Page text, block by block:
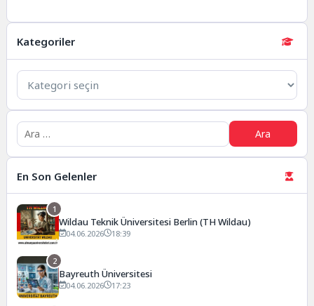
Kategoriler
En Son Gelenler
1
Wildau Teknik Üniversitesi Berlin (TH Wildau)
04.06.2026 18:39
2
Bayreuth Üniversitesi
04.06.2026 17:23